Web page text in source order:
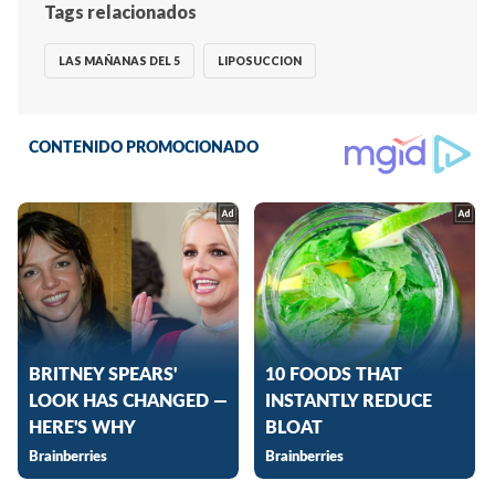
Tags relacionados
LAS MAÑANAS DEL 5 LIPOSUCCION